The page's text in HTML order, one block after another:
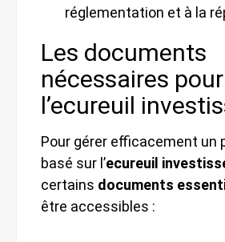
réglementation et à la
Les documents
nécessaires
l’ecureuil
Pour gérer efficacement un
basé sur l’ecureuil
certains documents
être accessibles :